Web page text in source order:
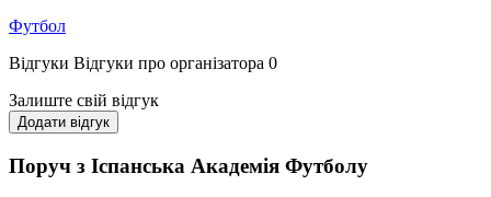
Футбол
Відгуки Відгуки про організатора 0
Залиште свій відгук
Додати відгук
Поруч з Іспанська Академія Футболу